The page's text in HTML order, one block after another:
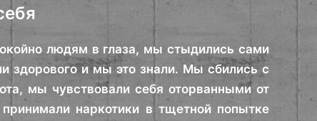
людям в глаза, мы стыдились сами
здорового и мы это знали. Мы сбились с
мы чувствовали себя оторванными от
наркотики в тщетной попытке